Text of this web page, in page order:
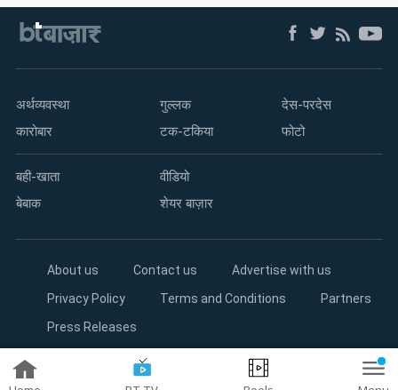
अर्थव्यवस्था
कारोबार
गुल्लक
टक-टकिया
देस-परदेस
फोटो
बही-खाता
बेबाक
वीडियो
शेयर बाज़ार
About us Contact us
Advertise with us
Privacy Policy
Terms and Conditions
Partners
Press Releases
Copyright©2026 Living Media India Limited. For reprint rights: